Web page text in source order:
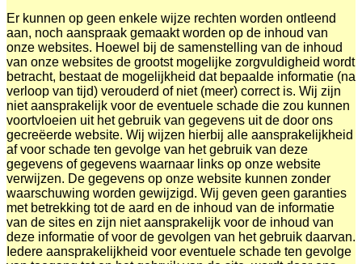
Er kunnen op geen enkele wijze rechten worden ontleend
aan, noch aanspraak gemaakt worden op de inhoud van
onze websites. Hoewel bij de samenstelling van de inhoud
van onze websites de grootst mogelijke zorgvuldigheid wordt
betracht, bestaat de mogelijkheid dat bepaalde informatie (na
verloop van tijd) verouderd of niet (meer) correct is. Wij zijn
niet aansprakelijk voor de eventuele schade die zou kunnen
voortvloeien uit het gebruik van gegevens uit de door ons
gecreëerde website. Wij wijzen hierbij alle aansprakelijkheid
af voor schade ten gevolge van het gebruik van deze
gegevens of gegevens waarnaar links op onze website
verwijzen. De gegevens op onze website kunnen zonder
waarschuwing worden gewijzigd. Wij geven geen garanties
met betrekking tot de aard en de inhoud van de informatie
van de sites en zijn niet aansprakelijk voor de inhoud van
deze informatie of voor de gevolgen van het gebruik daarvan.
Iedere aansprakelijkheid voor eventuele schade ten gevolge